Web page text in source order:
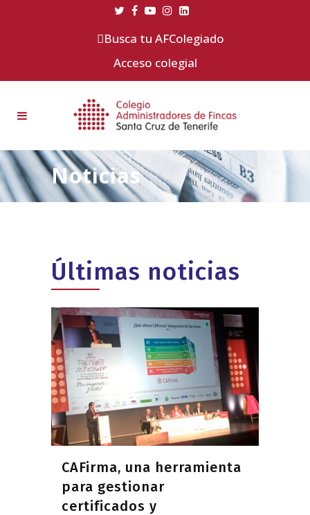
Busca tu AFColegiado
Acceso colegial
Noticias
Últimas noticias
CAFirma, una herramienta
para gestionar
certificados y